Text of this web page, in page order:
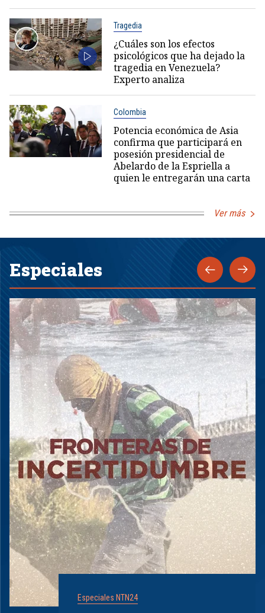
Tragedia
¿Cuáles son los efectos
psicológicos que ha dejado la
tragedia en Venezuela?
Experto analiza
Colombia
Potencia económica de Asia
confirma que participará en
posesión presidencial de
Abelardo de la Espriella a
quien le entregarán una carta
Ver más
Especiales
Especiales NTN24